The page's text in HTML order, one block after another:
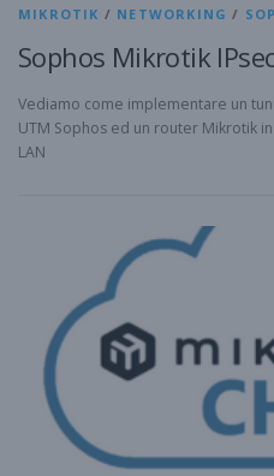
MIKROTIK / NETWORKING /
Sophos Mikrotik
Vediamo come implementare un
UTM Sophos ed un router Mikrotik
LAN